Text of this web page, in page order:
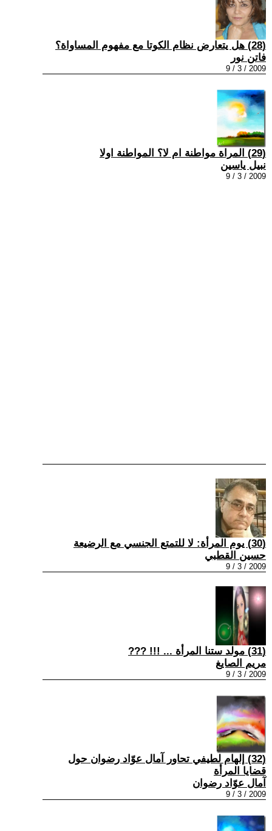
(28) هل يتعارض نظام الكوتا مع مفهوم المساواة؟
فاتن نور
2009 / 3 / 9
(29) المراة مواطنة ام لا؟ المواطنة اولا
نبيل ياسين
2009 / 3 / 9
(30) يوم المرأة: لا للتمتع الجنسي مع الرضيعة
حسين القطبي
2009 / 3 / 9
(31) مولد ستنا المرأة ... !!! ???
مريم الصايغ
2009 / 3 / 9
(32) إلهام لطيفي تحاور آمال عوّاد رضوان حول
قضايا المرأة
آمال عوّاد رضوان
2009 / 3 / 9